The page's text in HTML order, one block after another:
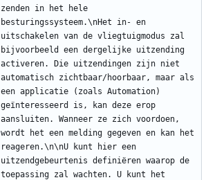
zenden in het hele
besturingssysteem.\nHet in- en
uitschakelen van de vliegtuigmodus zal
bijvoorbeeld een dergelijke uitzending
activeren. Die uitzendingen zijn niet
automatisch zichtbaar/hoorbaar, maar als
een applicatie (zoals Automation)
geïnteresseerd is, kan deze erop
aansluiten. Wanneer ze zich voordoen,
wordt het een melding gegeven en kan het
reageren.\n\nU kunt hier een
uitzendgebeurtenis definiëren waarop de
toepassing zal wachten. U kunt het